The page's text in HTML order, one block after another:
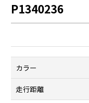
P1340236
カラー
走行距離